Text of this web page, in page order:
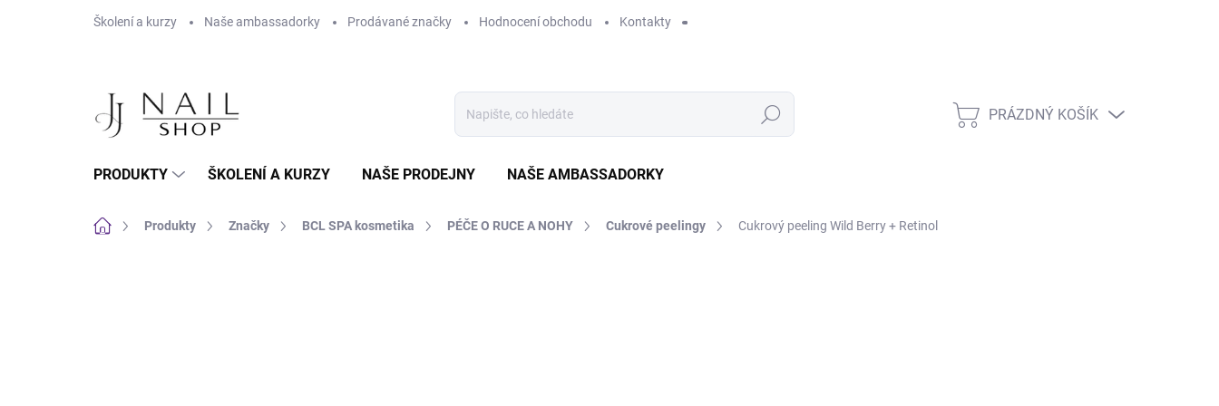
Školení a kurzy
Naše ambassadorky Prodávané značky Hodnocení obchodu Kontakty
Hledat NÁKUPNÍ KOŠÍK
PRÁZDNÝ KOŠÍK
PRODUKTY ŠKOLENÍ A KURZY NAŠE PRODEJNY NAŠE AMBASSADORKY
Domů Produkty Značky BCL SPA kosmetika PÉČE O RUCE A NOHY Cukrové peelingy Cukrový peeling Wild Berry + Retinol